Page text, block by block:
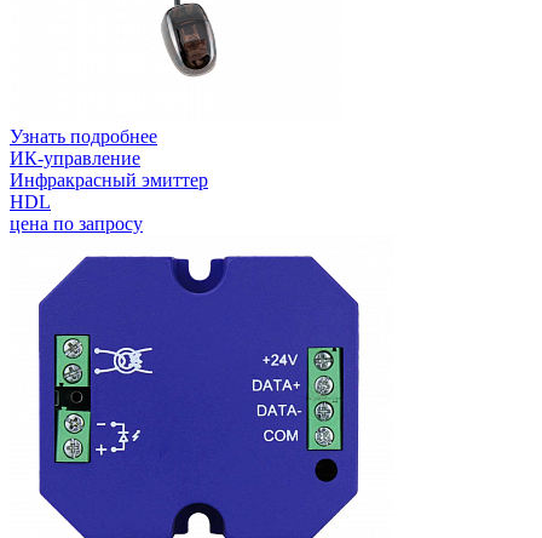
Узнать подробнее
ИК-управление
Инфракрасный эмиттер
HDL
цена по запросу